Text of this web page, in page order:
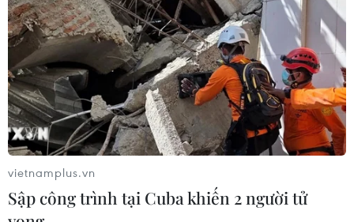
vietnamplus.vn
Sập công trình tại Cuba khiến 2 người tử